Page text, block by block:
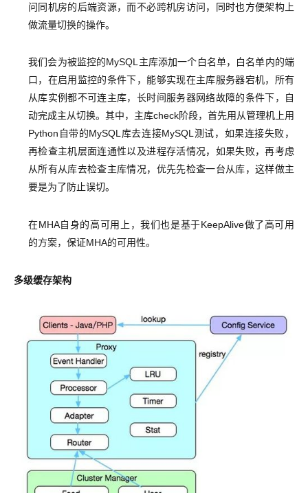
问同机房的后端资源，而不必跨机房访问，同时也方便架构上
做流量切换的操作。
我们会为被监控的MySQL主库添加一个白名单，白名单内的端
口，在启用监控的条件下，能够实现在主库服务器宕机，所有
从库实例都不可连主库，长时间服务器网络故障的条件下，自
动完成主从切换。其中，主库check阶段，首先用从管理机上用
Python自带的MySQL库去连接MySQL测试，如果连接失败，
再检查主机层面连通性以及进程存活情况，如果失败，再考虑
从所有从库去检查主库情况，优先先检查一台从库，这样做主
要是为了防止误切。
在MHA自身的高可用上，我们也是基于KeepAlive做了高可用
的方案，保证MHA的可用性。
多级缓存架构